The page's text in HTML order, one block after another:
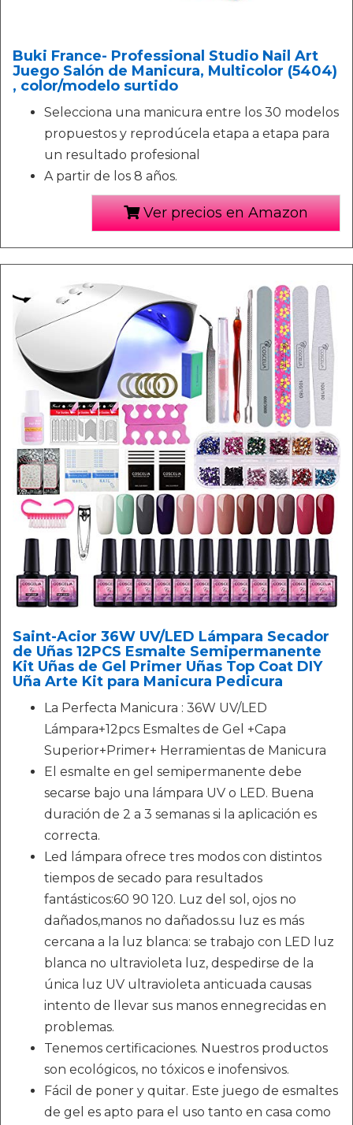
Buki France- Professional Studio Nail Art
Juego Salón de Manicura, Multicolor (5404)
, color/modelo surtido
Selecciona una manicura entre los 30 modelos
propuestos y reprodúcela etapa a etapa para
un resultado profesional
A partir de los 8 años.
Ver precios en Amazon
Saint-Acior 36W UV/LED Lámpara Secador
de Uñas 12PCS Esmalte Semipermanente
Kit Uñas de Gel Primer Uñas Top Coat DIY
Uña Arte Kit para Manicura Pedicura
La Perfecta Manicura : 36W UV/LED
Lámpara+12pcs Esmaltes de Gel +Capa
Superior+Primer+ Herramientas de Manicura
El esmalte en gel semipermanente debe
secarse bajo una lámpara UV o LED. Buena
duración de 2 a 3 semanas si la aplicación es
correcta.
Led lámpara ofrece tres modos con distintos
tiempos de secado para resultados
fantásticos:60 90 120. Luz del sol, ojos no
dañados,manos no dañados.su luz es más
cercana a la luz blanca: se trabajo con LED luz
blanca no ultravioleta luz, despedirse de la
única luz UV ultravioleta anticuada causas
intento de llevar sus manos ennegrecidas en
problemas.
Tenemos certificaciones. Nuestros productos
son ecológicos, no tóxicos e inofensivos.
Fácil de poner y quitar. Este juego de esmaltes
de gel es apto para el uso tanto en casa como